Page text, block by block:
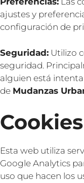
ajustes y
configuración de
Seguridad: Utilizo
seguridad.
alguien está
de Mudanzas
Esta web utiliza
Google Analytics
uso que hacen los